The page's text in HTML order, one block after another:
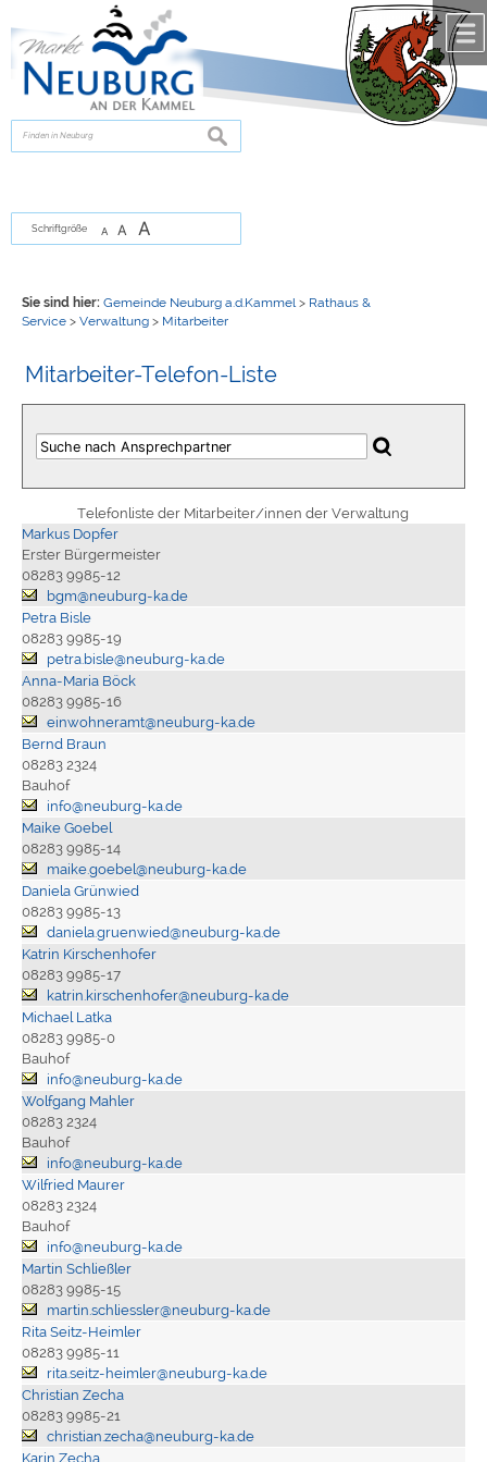
zur Navigationoder
springen.
suchen
Schriftgröße A A A
Sie sind hier: Gemeinde Neuburg a.d.Kammel > Rathaus &
Service> Verwaltung> Mitarbeiter
Mitarbeiter-Telefon-Liste
Telefonliste der Mitarbeiter/innen der Verwaltung
Markus Dopfer
Erster Bürgermeister
08283 9985-12
bgm@neuburg-ka.de
Petra Bisle
08283 9985-19
petra.bisle@neuburg-ka.de
Anna-Maria Böck
08283 9985-16
einwohneramt@neuburg-ka.de
Bernd Braun
08283 2324
Bauhof
info@neuburg-ka.de
Maike Goebel
08283 9985-14
maike.goebel@neuburg-ka.de
Daniela Grünwied
08283 9985-13
daniela.gruenwied@neuburg-ka.de
Katrin Kirschenhofer
08283 9985-17
katrin.kirschenhofer@neuburg-ka.de
Michael Latka
08283 9985-0
Bauhof
info@neuburg-ka.de
Wolfgang Mahler
08283 2324
Bauhof
info@neuburg-ka.de
Wilfried Maurer
08283 2324
Bauhof
info@neuburg-ka.de
Martin Schließler
08283 9985-15
martin.schliessler@neuburg-ka.de
Rita Seitz-Heimler
08283 9985-11
rita.seitz-heimler@neuburg-ka.de
Christian Zecha
08283 9985-21
christian.zecha@neuburg-ka.de
Karin Zecha